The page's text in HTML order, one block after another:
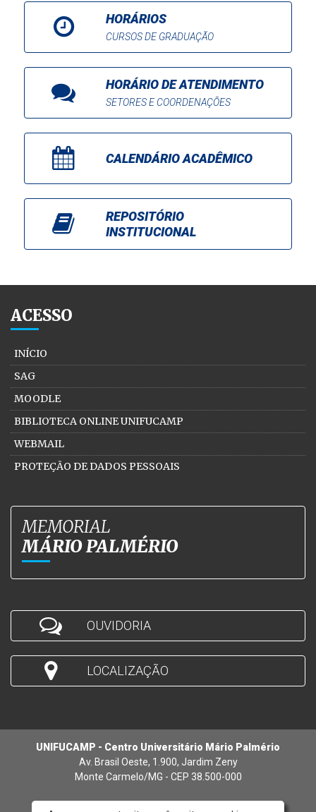
HORÁRIOS
CURSOS DE GRADUAÇÃO
HORÁRIO DE ATENDIMENTO
SETORES E COORDENAÇÕES
CALENDÁRIO ACADÊMICO
REPOSITÓRIO
INSTITUCIONAL
ACESSO
INÍCIO
SAG
MOODLE
BIBLIOTECA ONLINE UNIFUCAMP
WEBMAIL
PROTEÇÃO DE DADOS PESSOAIS
MEMORIAL
MÁRIO PALMÉRIO
OUVIDORIA
LOCALIZAÇÃO
UNIFUCAMP - Centro Universitário Mário Palmério
Av. Brasil Oeste, 1.900, Jardim Zeny
Monte Carmelo/MG - CEP 38.500-000